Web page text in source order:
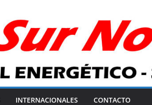
INTERNACIONALES CONTACTO